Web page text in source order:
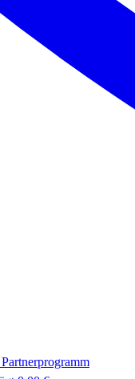
Partnerprogramm